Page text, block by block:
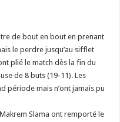
de bout en bout en prenant
le perdre jusqu’au sifflet
plié le match dès la fin du
de 8 buts (19-11). Les
période mais n’ont jamais pu
Slama ont remporté le